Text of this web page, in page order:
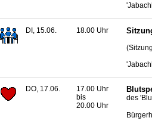
DI, 15.06. 18.00 Uhr
DO, 17.06.
17.00 Uhr
bis
20.00 Uhr
des